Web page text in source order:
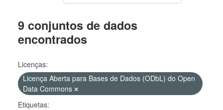
9 conjuntos de dados
encontrados
Licenças:
Licença Aberta para Bases de Dados (ODbL) do Open
Data Commons
Etiquetas: